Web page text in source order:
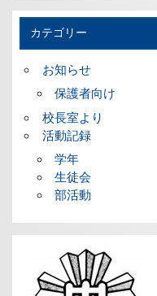
カテゴリー
お知らせ
保護者向け
校長室より
活動記録
学年
生徒会
部活動